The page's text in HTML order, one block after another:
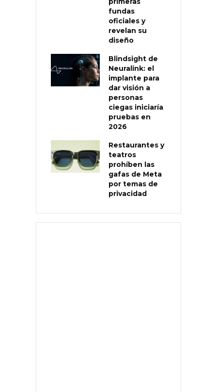
fundas
oficiales y
revelan su
diseño
Blindsight de
Neuralink: el
implante para
dar visión a
personas
ciegas iniciaría
pruebas en
2026
Restaurantes y
teatros
prohíben las
gafas de Meta
por temas de
privacidad